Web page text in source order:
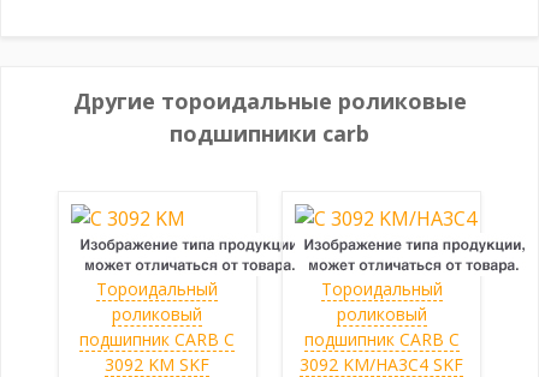
Другие тороидальные роликовые
подшипники carb
Тороидальный
роликовый
подшипник CARB C
3092 KM SKF
Тороидальный
роликовый
подшипник CARB C
3092 KM/HA3C4 SKF